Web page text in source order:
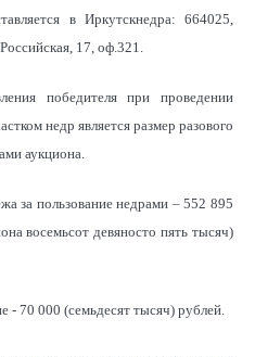
в Иркутскнедра: 664025,
17, оф.321.
победителя при проведении
недр является размер разового
аукциона.
за пользование недрами – 552 895
восемьсот девяносто пять тысяч)
- 70 000 (семьдесят тысяч) рублей.